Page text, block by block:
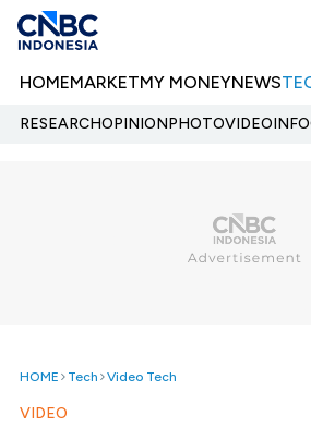
HOMEMARKETMY MONEYNEWS
RESEARCHOPINIONPHOTOVIDEO
HOME Tech Video Tech
VIDEO